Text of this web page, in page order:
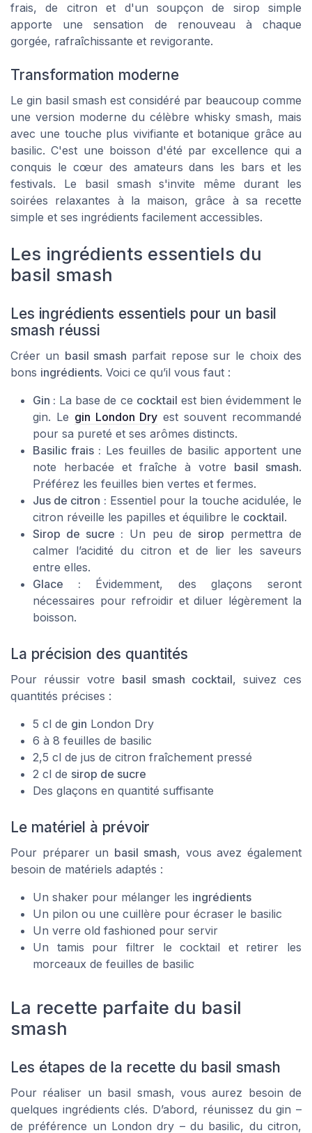
frais, de citron et d'un soupçon de sirop simple
apporte une sensation de renouveau à chaque
gorgée, rafraîchissante et revigorante.
Transformation moderne
Le gin basil smash est considéré par beaucoup comme
une version moderne du célèbre whisky smash, mais
avec une touche plus vivifiante et botanique grâce au
basilic. C'est une boisson d'été par excellence qui a
conquis le cœur des amateurs dans les bars et les
festivals. Le basil smash s'invite même durant les
soirées relaxantes à la maison, grâce à sa recette
simple et ses ingrédients facilement accessibles.
Les ingrédients essentiels du
basil smash
Les ingrédients essentiels pour un basil
smash réussi
Créer un basil smash parfait repose sur le choix des
bons ingrédients. Voici ce qu’il vous faut :
Gin : La base de ce cocktail est bien évidemment le
gin. Le gin London Dry est souvent recommandé
pour sa pureté et ses arômes distincts.
Basilic frais : Les feuilles de basilic apportent une
note herbacée et fraîche à votre basil smash.
Préférez les feuilles bien vertes et fermes.
Jus de citron : Essentiel pour la touche acidulée, le
citron réveille les papilles et équilibre le cocktail.
Sirop de sucre : Un peu de sirop permettra de
calmer l’acidité ducitron et de lier les saveurs
entre elles.
Glace : Évidemment, desglaçons seront
nécessaires pour refroidir et diluer légèrement la
boisson.
La précision des quantités
Pour réussir votre basil smash cocktail, suivez ces
quantités précises :
5 cl de gin London Dry
6 à 8 feuilles de basilic
2,5 cl de jus de citron fraîchement pressé
2 cl de sirop de sucre
Des glaçons en quantité suffisante
Le matériel à prévoir
Pour préparer un basil smash, vous avez également
besoin de matériels adaptés :
Un shaker pour mélanger les ingrédients
Un pilon ou une cuillère pour écraser le basilic
Un verre old fashioned pour servir
Un tamis pour filtrer lecocktail et retirer les
morceaux de feuilles de basilic
La recette parfaite du basil
smash
Les étapes de la recette du basil smash
Pour réaliser un basil smash, vous aurez besoin de
quelques ingrédients clés. D’abord, réunissez du gin –
de préférence un London dry – du basilic, du citron,